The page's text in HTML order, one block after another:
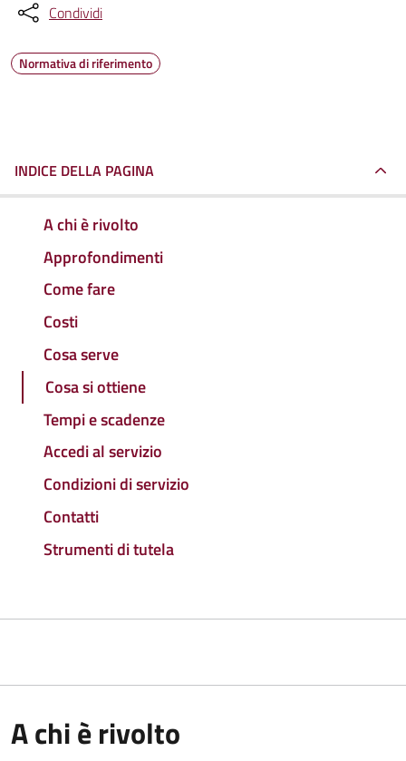
Condividi
Normativa di riferimento
INDICE DELLA PAGINA
A chi è rivolto
Approfondimenti
Come fare
Costi
Cosa serve
Cosa si ottiene
Tempi e scadenze
Accedi al servizio
Condizioni di servizio
Contatti
Strumenti di tutela
A chi è rivolto